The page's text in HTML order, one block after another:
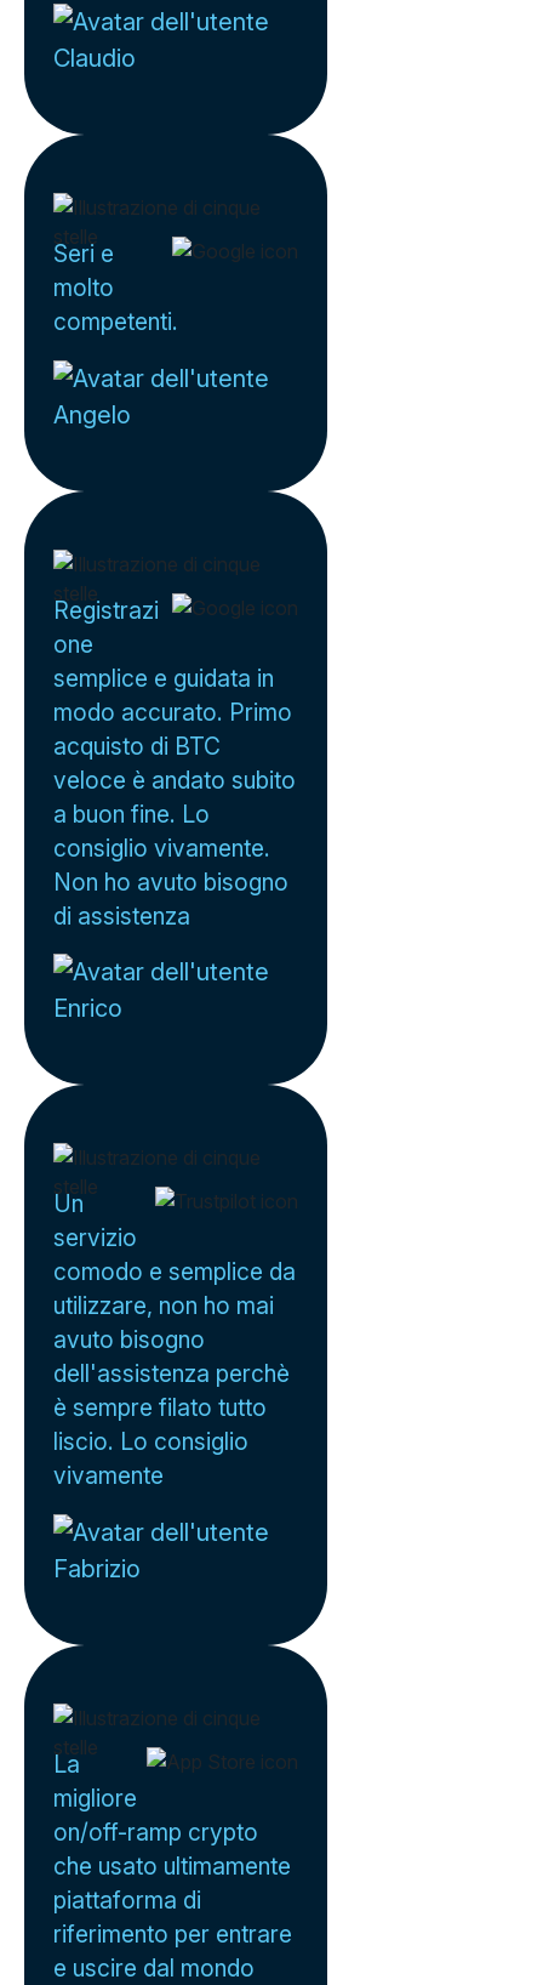
Claudio
Seri e
molto
competenti.
Angelo
Registrazi
one
semplice e guidata in
modo accurato. Primo
acquisto di BTC
veloce è andato subito
a buon fine. Lo
consiglio vivamente.
Non ho avuto bisogno
di assistenza
Enrico
Un
servizio
comodo e semplice da
utilizzare, non ho mai
avuto bisogno
dell'assistenza perchè
è sempre filato tutto
liscio. Lo consiglio
vivamente
Fabrizio
La
migliore
on/off-ramp crypto
che usato ultimamente
piattaforma di
riferimento per entrare
e uscire dal mondo